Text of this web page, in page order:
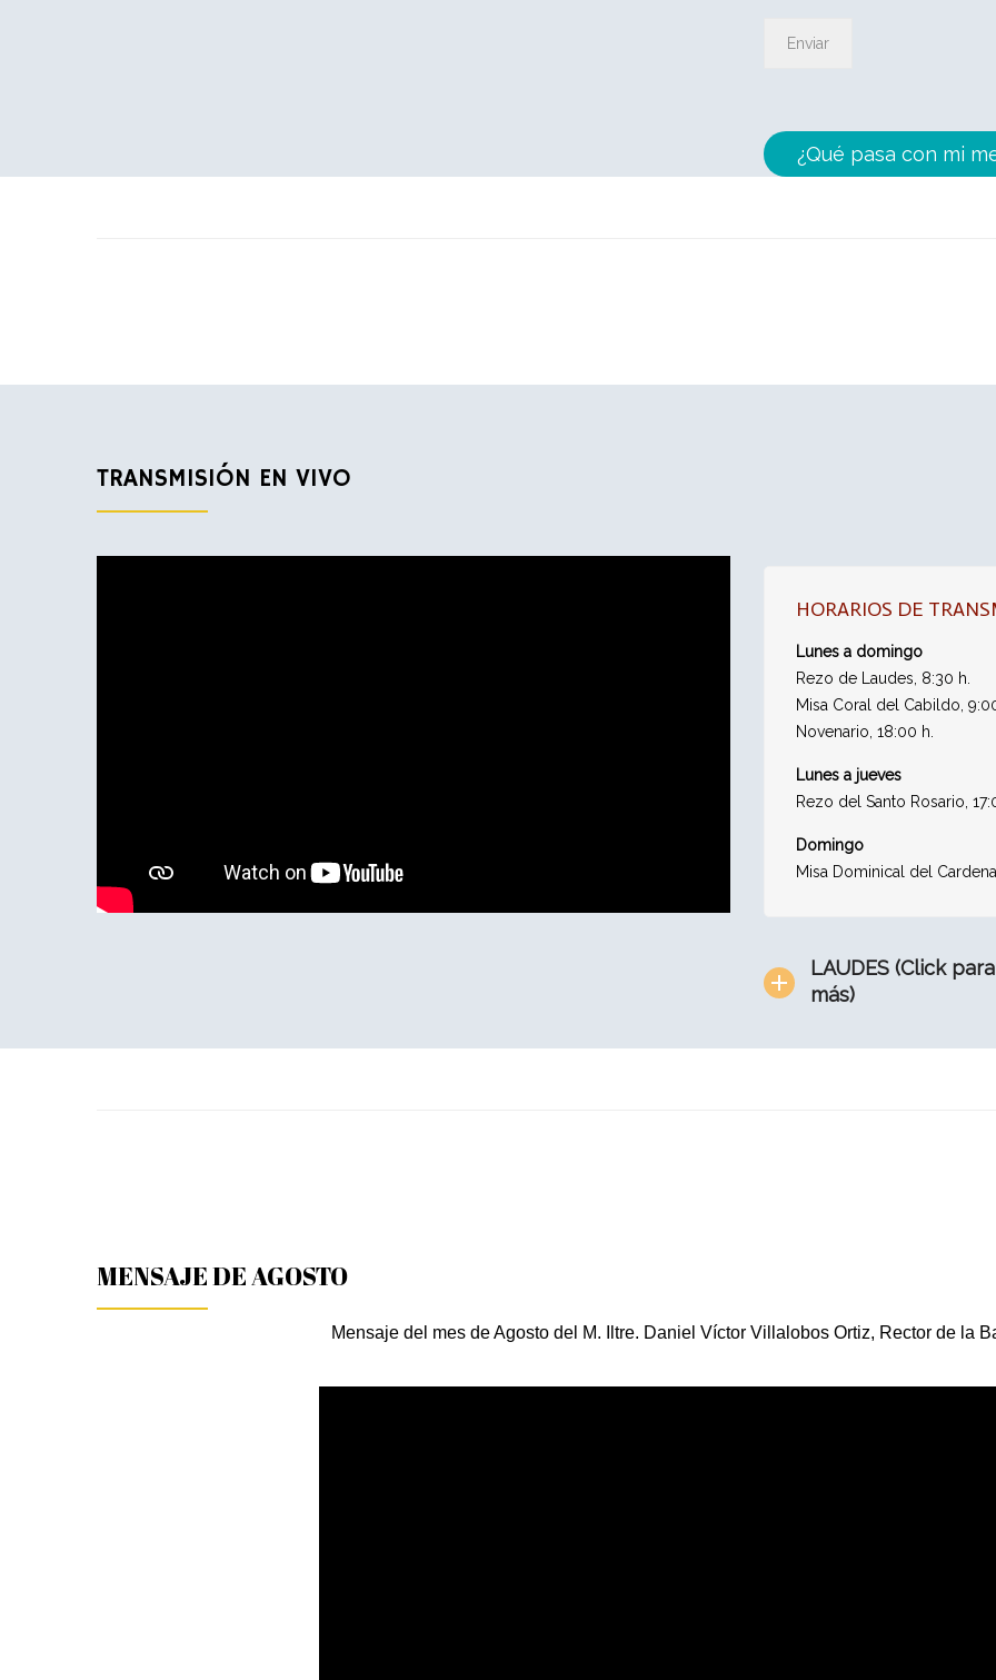
¿Qué pasa con mi
TRANSMISIÓN EN VIVO
HORARIOS DE
Lunes a domingo
Rezo de Laudes, 8:30 h.
Misa Coral del Cabildo,
Novenario, 18:00 h.
Lunes a jueves
Rezo del Santo Rosario,
Domingo
Misa Dominical del
LAUDES (Click
más)
MENSAJE DE AGOSTO
Mensaje del mes de Agosto del M. Iltre. Daniel Víctor Villalobos Ortiz, Rector de la